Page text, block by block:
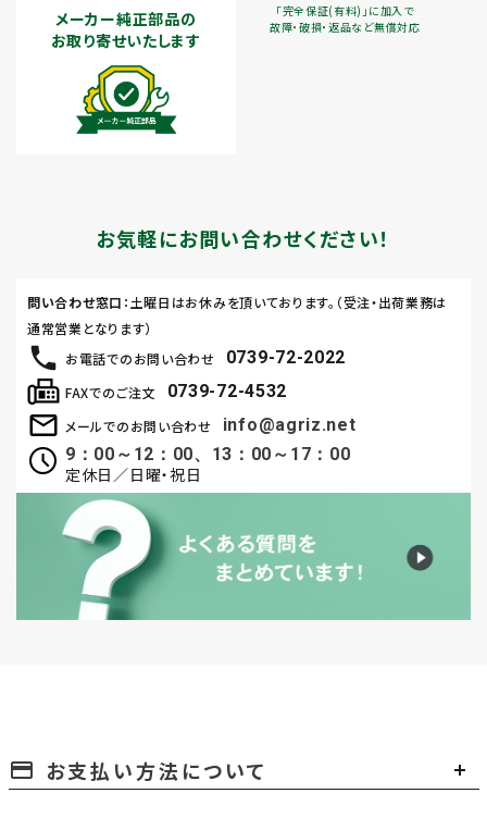
「完全保証(有料)」に加入で
故障・破損・返品など無償対応
メーカー純正部品の
お取り寄せいたします
お気軽にお問い合わせください！
お電話でのお問い合わせ 0739-72-2022
メールでのお問い合わせ
info@agriz.net
9：00～12：00、13：00～17：00
定休日／日曜・祝日
FAXでのご注文 0739-72-4532
問い合わせ窓口 ：土曜日はお休みを頂いております。（受注・出荷業務は
通常営業となります）
payment お支払い方法について